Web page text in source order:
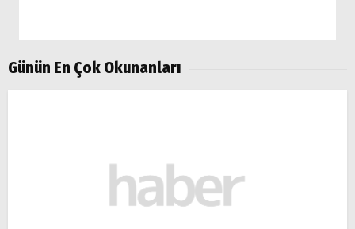
Günün En Çok Okunanları